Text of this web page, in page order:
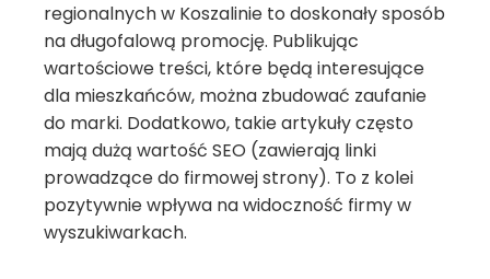
regionalnych w Koszalinie to doskonały sposób
na długofalową promocję. Publikując
wartościowe treści, które będą interesujące
dla mieszkańców, można zbudować zaufanie
do marki. Dodatkowo, takie artykuły często
mają dużą wartość SEO (zawierają linki
prowadzące do firmowej strony). To z kolei
pozytywnie wpływa na widoczność firmy w
wyszukiwarkach.